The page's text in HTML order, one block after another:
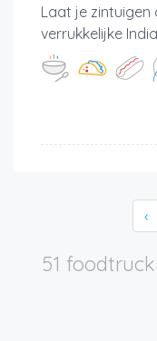
Laat je
verrukkelijke
‹
51